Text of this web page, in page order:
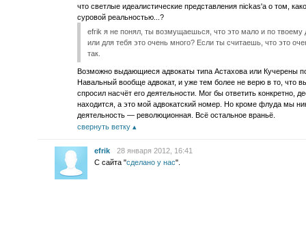
что светлые идеалистические представления nickas'а о том,
суровой реальностью...?
efrik я не понял, ты возмущаешься, что это мало и по
или для тебя это очень много? Если ты считаешь, что это
так.
Возможно выдающиеся адвокаты типа Астахова или Кучерены
Навальный вообще адвокат, и уже тем более не верю в то, что
спросил насчёт его деятельности. Мог бы ответить конкретно,
находится, а это мой адвокатский номер. Но кроме флуда мы
деятельность — революционная. Всё остальное враньё.
свернуть ветку
efrik
28 января 2012, 16:41
С сайта "сделано у нас".